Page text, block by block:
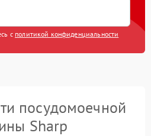
с политикой конфиденциальности
посудомоечной
Sharp